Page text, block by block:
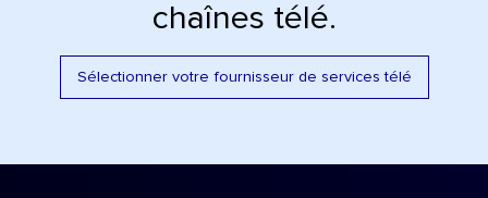
chaînes télé.
Sélectionner votre fournisseur de services télé